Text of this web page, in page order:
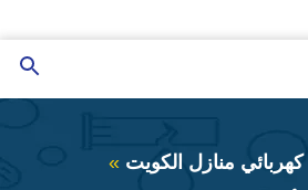
كهربائي منازل الكويت